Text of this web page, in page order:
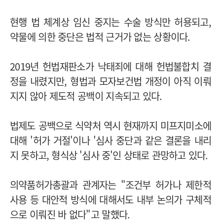
현행 법 체계상 임신 중지는 수술 방식만 허용되고,
약물에 의한 중단은 법적 근거가 없는 상황이다.
2019년 헌법재판소가 낙태죄에 대해 헌법불합치 결
정을 내렸지만, 형법과 모자보건법 개정이 아직 이뤄
지지 않아 제도적 공백이 지속되고 있다.
법제도 공백으로 식약처 역시 현재까지 미프지미소에
대해 '허가 거절'이나 '심사 중단과 같은 결론을 내리
지 못하고, 형식상 '심사 중'인 상태로 관망하고 있다.
의약품허가총괄과 관계자는 "조건부 허가나 제한적
사용 등 대안적 방식에 대해서도 내부 논의가 구체적
으로 이뤄진 바 없다"고 말했다.